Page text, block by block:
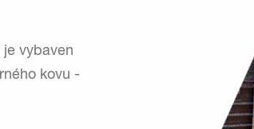
vybaven
kovu -